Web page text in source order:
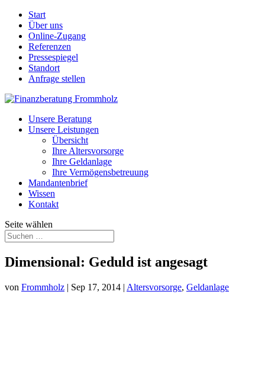
Start
Über uns
Online-Zugang
Referenzen
Pressespiegel
Standort
Anfrage stellen
Unsere Beratung
Unsere Leistungen
Übersicht
Ihre Altersvorsorge
Ihre Geldanlage
Ihre Vermögensbetreuung
Mandantenbrief
Wissen
Kontakt
Seite wählen
Dimensional: Geduld ist angesagt
von Frommholz | Sep 17, 2014 | Altersvorsorge, Geldanlage